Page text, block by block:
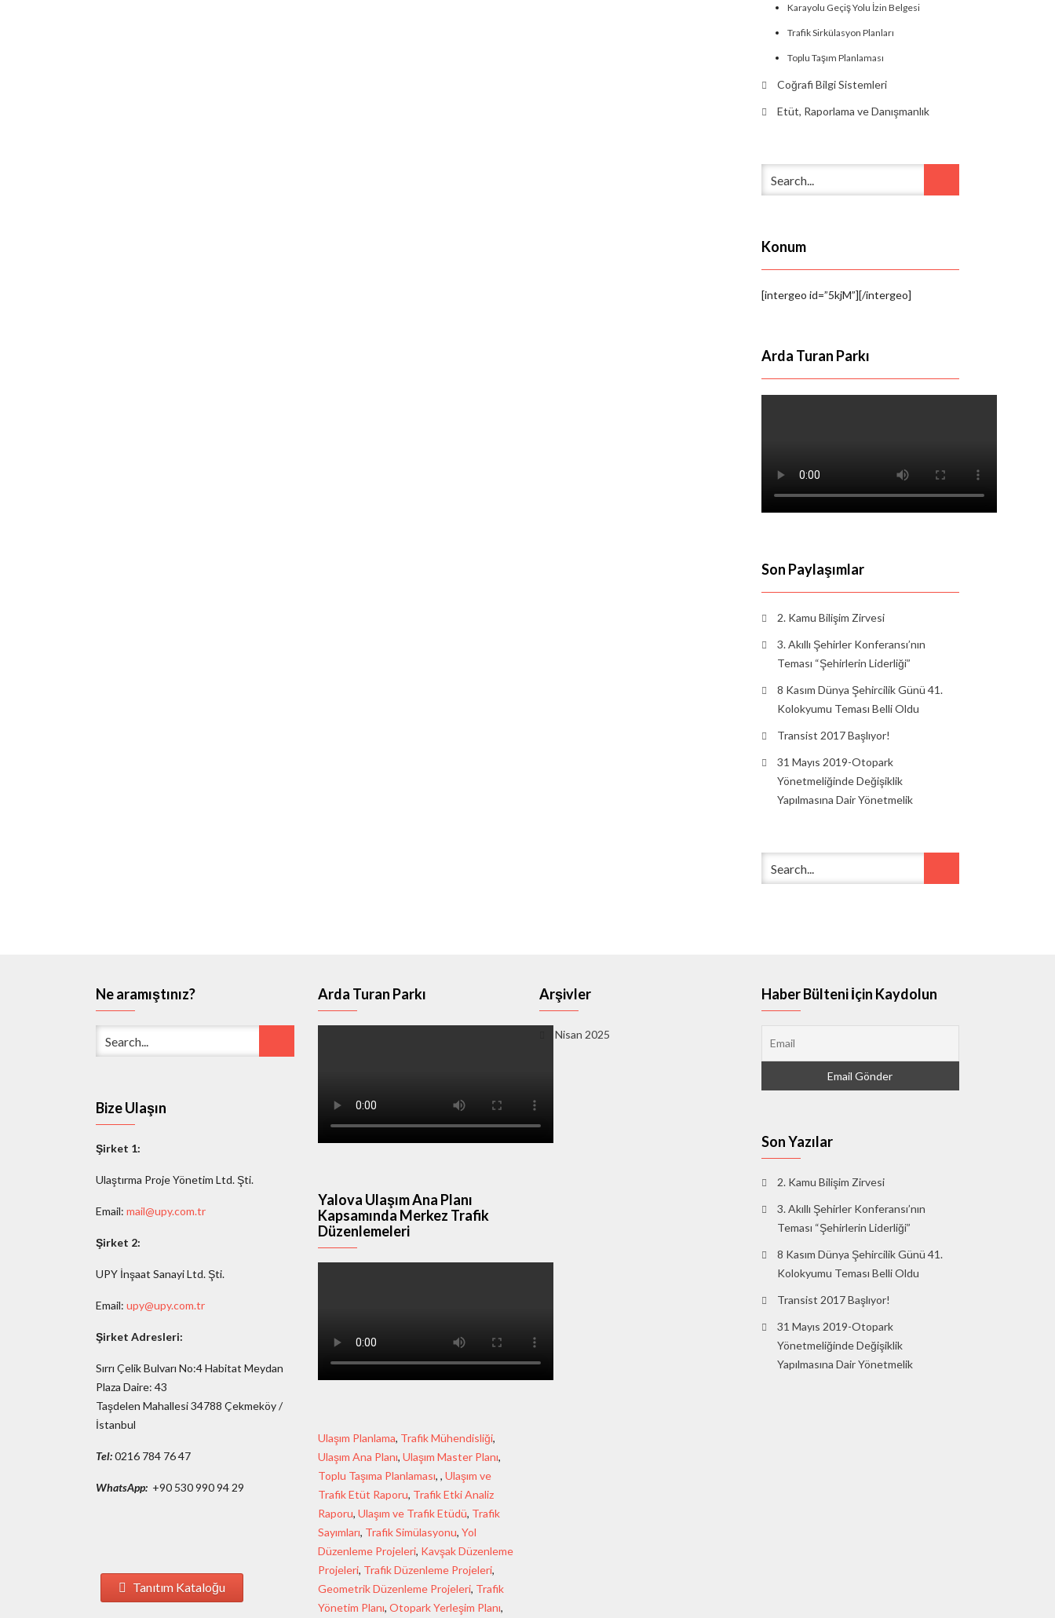
Karayolu Geçiş Yolu İzin Belgesi
Trafik Sirkülasyon Planları
Toplu Taşım Planlaması
Coğrafi Bilgi Sistemleri
Etüt, Raporlama ve Danışmanlık
Konum
[intergeo id=”5kjM”][/intergeo]
Arda Turan Parkı
Son Paylaşımlar
2. Kamu Bilişim Zirvesi
3. Akıllı Şehirler Konferansı’nın
Teması “Şehirlerin Liderliği”
8 Kasım Dünya Şehircilik Günü 41.
Kolokyumu Teması Belli Oldu
Transist 2017 Başlıyor!
31 Mayıs 2019-Otopark
Yönetmeliğinde Değişiklik
Yapılmasına Dair Yönetmelik
Ne aramıştınız?
Bize Ulaşın
Şirket 1:
Ulaştırma Proje Yönetim Ltd. Şti.
Email: mail@upy.com.tr
Şirket 2:
UPY İnşaat Sanayi Ltd. Şti.
Email: upy@upy.com.tr
Şirket Adresleri:
Sırrı Çelik Bulvarı No:4 Habitat Meydan
Plaza Daire: 43
Taşdelen Mahallesi 34788 Çekmeköy /
İstanbul
Tel:0216 784 76 47
WhatsApp: +90 530 990 94 29
Tanıtım Kataloğu
Arda Turan Parkı
Yalova Ulaşım Ana Planı
Kapsamında Merkez Trafik
Düzenlemeleri
Ulaşım Planlama, Trafik Mühendisliği,
Ulaşım Ana Planı, Ulaşım Master Planı,
Toplu Taşıma Planlaması, , Ulaşım ve
Trafik Etüt Raporu, Trafik Etki Analiz
Raporu, Ulaşım ve Trafik Etüdü, Trafik
Sayımları, Trafik Simülasyonu, Yol
Düzenleme Projeleri, Kavşak Düzenleme
Projeleri, Trafik Düzenleme Projeleri,
Geometrik Düzenleme Projeleri, Trafik
Yönetim Planı, Otopark Yerleşim Planı,
Arşivler
Nisan 2025
Haber Bülteni İçin Kaydolun
Son Yazılar
2. Kamu Bilişim Zirvesi
3. Akıllı Şehirler Konferansı’nın
Teması “Şehirlerin Liderliği”
8 Kasım Dünya Şehircilik Günü 41.
Kolokyumu Teması Belli Oldu
Transist 2017 Başlıyor!
31 Mayıs 2019-Otopark
Yönetmeliğinde Değişiklik
Yapılmasına Dair Yönetmelik